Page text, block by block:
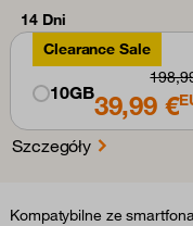
14 Dni
Clearance Sale
10GB39,99 €
Szczegóły
Kompatybilne ze